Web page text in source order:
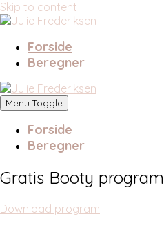
Skip to content
Forside
Beregner
Menu Toggle
Forside
Beregner
Gratis Booty program
Download program